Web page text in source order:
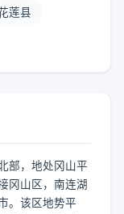
莲县
部，地处冈山平
冈山区，南连湖
。该区地势平